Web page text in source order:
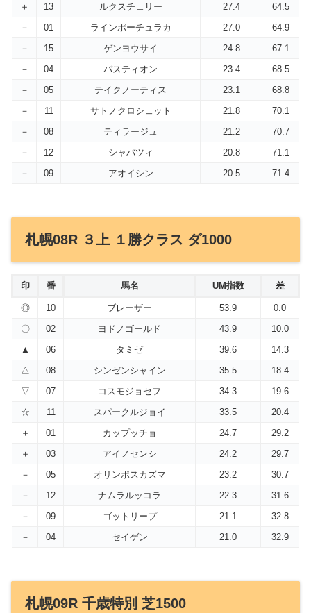
＋
13 ルクスチェリー 27.4
64.5
－
01 ラインポーチュラカ 27.0
64.9
－
15 ゲンヨウサイ 24.8
67.1
－
04 バスティオン 23.4
68.5
－
05 テイクノーティス 23.1
68.8
－
11 サトノクロシェット 21.8
70.1
－
08 ティラージュ 21.2
70.7
－
12 シャバツィ 20.8
71.1
－
09 アオイシン 20.5 71.4
札幌08R ３上 １勝クラス ダ1000
印 番 馬名 UM指数 差
◎ 10 ブレーザー 53.9
0.0
〇
02 ヨドノゴールド 43.9
10.0
▲
06 タミゼ 39.6
14.3
△
08 シンゼンシャイン 35.5
18.4
▽
07 コスモジョセフ 34.3
19.6
☆
11 スパークルジョイ 33.5
20.4
＋
01 カップッチョ 24.7
29.2
＋
03 アイノセンシ 24.2
29.7
－
05 オリンポスカズマ 23.2
30.7
－
12 ナムラルッコラ 22.3
31.6
－
09 ゴットリープ 21.1
32.8
－
04 セイゲン 21.0 32.9
札幌09R 千歳特別 芝1500